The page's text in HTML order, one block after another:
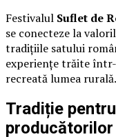
Festivalul Suflet de
se conecteze la
tradițiile satului
experiențe trăite
recreată lumea rurală.
Tradiție